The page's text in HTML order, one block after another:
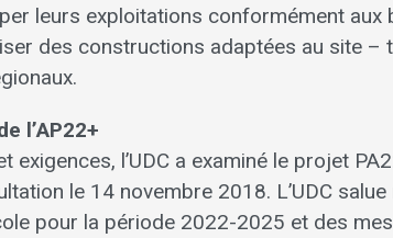
leurs exploitations conformément aux
des constructions adaptées au site –
l’AP22+
exigences, l’UDC a examiné le projet
le 14 novembre 2018. L’UDC
pour la période 2022-2025 et des